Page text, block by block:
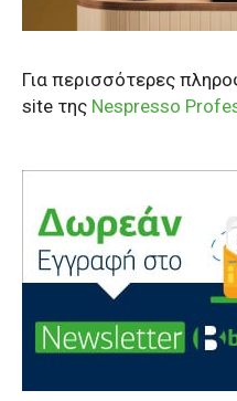
Για περισσότερες
site της Nespresso